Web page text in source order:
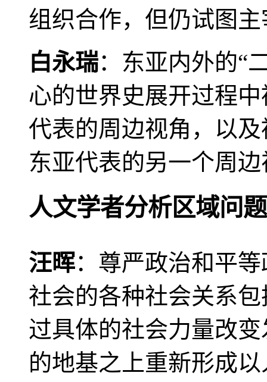
组织合作，但仍试图
白永瑞：东亚内外的“
心的世界史展开过程
代表的周边视角，以
东亚代表的另一个周
人文学者分析区域问题
汪晖：尊严政治和平
社会的各种社会关系
过具体的社会力量改
的地基之上重新形成